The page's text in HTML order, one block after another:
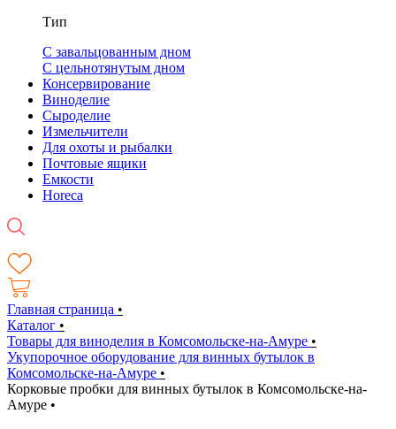
Тип
С завальцованным дном
С цельнотянутым дном
Консервирование
Виноделие
Сыроделие
Измельчители
Для охоты и рыбалки
Почтовые ящики
Емкости
Horeca
Главная страница •
Каталог •
Товары для виноделия в Комсомольске-на-Амуре •
Укупорочное оборудование для винных бутылок в
Комсомольске-на-Амуре •
Корковые пробки для винных бутылок в Комсомольске-на-
Амуре •